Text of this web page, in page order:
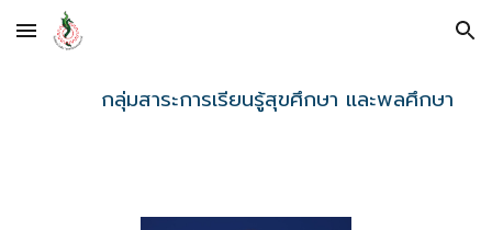
Skip to main content Skip to navigation
กลุ่มสาระการเรียนรู้สุขศึกษา และพลศึกษา